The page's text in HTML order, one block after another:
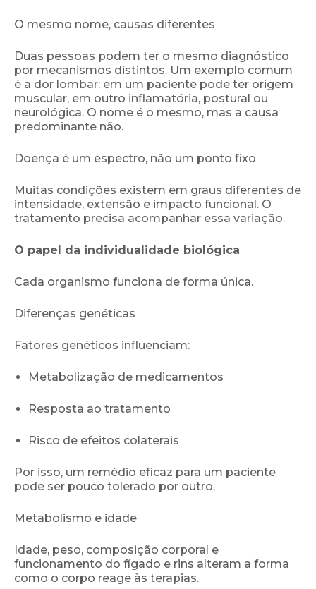
O mesmo nome, causas diferentes
Duas pessoas podem ter o mesmo diagnóstico
por mecanismos distintos. Um exemplo comum
é a dor lombar: em um paciente pode ter origem
muscular, em outro inflamatória, postural ou
neurológica. O nome é o mesmo, mas a causa
predominante não.
Doença é um espectro, não um ponto fixo
Muitas condições existem em graus diferentes de
intensidade, extensão e impacto funcional. O
tratamento precisa acompanhar essa variação.
O papel da individualidade biológica
Cada organismo funciona de forma única.
Diferenças genéticas
Fatores genéticos influenciam:
Metabolização de medicamentos
Resposta ao tratamento
Risco de efeitos colaterais
Por isso, um remédio eficaz para um paciente
pode ser pouco tolerado por outro.
Metabolismo e idade
Idade, peso, composição corporal e
funcionamento do fígado e rins alteram a forma
como o corpo reage às terapias.